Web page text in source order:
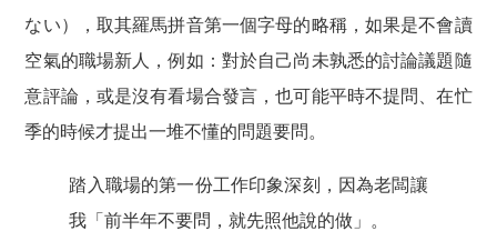
ない）
，取其羅馬拼音第一個字母的略稱，如果是不會讀
空氣的職場新人，例如：對於自己尚未孰悉的討論議題隨
意評論，或是沒有看場合發言，也可能平時不提問、在忙
季的時候才提出一堆不懂的問題要問。
踏入職場的第一份工作印象深刻，因為老闆讓
我「前半年不要問，就先照他說的做」。